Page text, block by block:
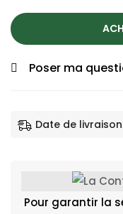
Poser ma
Date de
Pour garantir la